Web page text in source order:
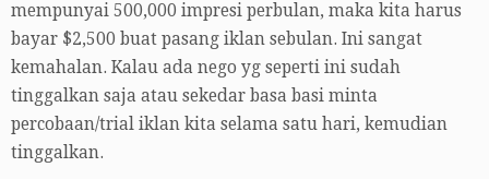
mempunyai 500,000 impresi perbulan, maka kita harus
bayar $2,500 buat pasang iklan sebulan. Ini sangat
kemahalan. Kalau ada nego yg seperti ini sudah
tinggalkan saja atau sekedar basa basi minta
percobaan/trial iklan kita selama satu hari, kemudian
tinggalkan.